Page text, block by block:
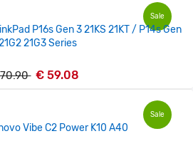
Sale
P16s Gen 3 21KS 21KT / P14s Gen
21G3 Series
€ 59.08
Sale
Vibe C2 Power K10 A40